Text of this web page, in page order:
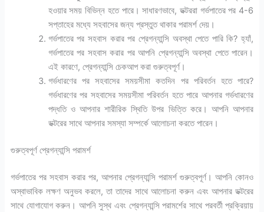
হওয়ার সময় বিভিন্ন হতে পারে। সাধারণভাবে, ডক্টররা গর্ভপাতের পর 4-6
সপ্তাহের মধ্যে সহবাসের জন্য প্রস্তুত থাকার পরামর্শ দেয়।
গর্ভপাতের পর সহবাস করার পর প্রেগন্যান্সি অবস্থা পেতে পারি কি? হ্যাঁ,
গর্ভপাতের পর সহবাস করার পর আপনি প্রেগন্যান্সি অবস্থা পেতে পারেন।
এই কারণে, প্রেগন্যান্সি চেকআপ করা গুরুত্বপূর্ণ।
গর্ভধারণের পর সহবাসের সময়সীমা কতদিন পর পরিবর্তন হতে পারে?
গর্ভধারণের পর সহবাসের সময়সীমা পরিবর্তন হতে পারে আপনার গর্ভধারণের
পদ্ধতি ও আপনার শারীরিক স্থিতি উপর ভিত্তি করে। আপনি আপনার
ডক্টরের সাথে আপনার সমস্যা সম্পর্কে আলোচনা করতে পারেন।
গুরুত্বপূর্ণ প্রেগন্যান্সি পরামর্শ
গর্ভপাতের পর সহবাস করার পর, আপনার প্রেগন্যান্সি পরামর্শ গুরুত্বপূর্ণ। আপনি কোনও
অস্বাভাবিক লক্ষণ অনুভব করলে, তা তাদের সাথে আলোচনা করুন এবং আপনার ডক্টরের
সাথে যোগাযোগ করুন। আপনি সুস্থ এবং প্রেগন্যান্সি পরামর্শের সাথে পরবর্তী প্রক্রিয়ায়